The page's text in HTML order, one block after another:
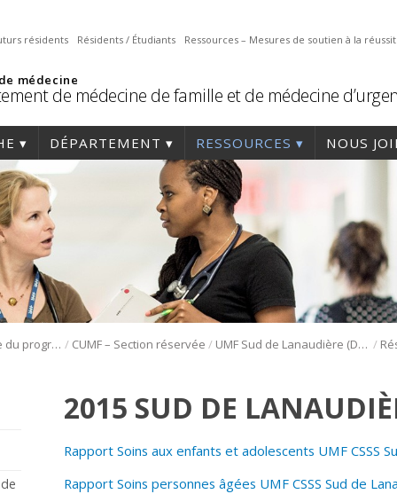
résidents Résidents / Étudiants Ressources – Mesures de soutien à la
médecine
de médecine de famille et de médecine
DÉPARTEMENT RESSOURCES NOUS
Section sécurisée du programme de médecine de famille / CUMF – Section réservée / UMF Sud de Lanaudière (DLP) /
2015 SUD DE
Rapport Soins aux enfants et adolescents UMF CSSS
Rapport Soins personnes âgées UMF CSSS Sud de